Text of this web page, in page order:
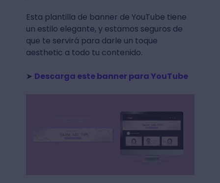
Esta plantilla de banner de YouTube tiene
un estilo elegante, y estamos seguros de
que te servirá para darle un toque
aesthetic a todo tu contenido.
➤ Descarga este banner para YouTube